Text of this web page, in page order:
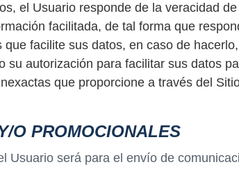
el Usuario responde de la veracidad
facilitada, de tal forma que
facilite sus datos, en caso de
su autorización para facilitar sus datos
que proporcione a través del
O PROMOCIONALES
Usuario será para el envío de